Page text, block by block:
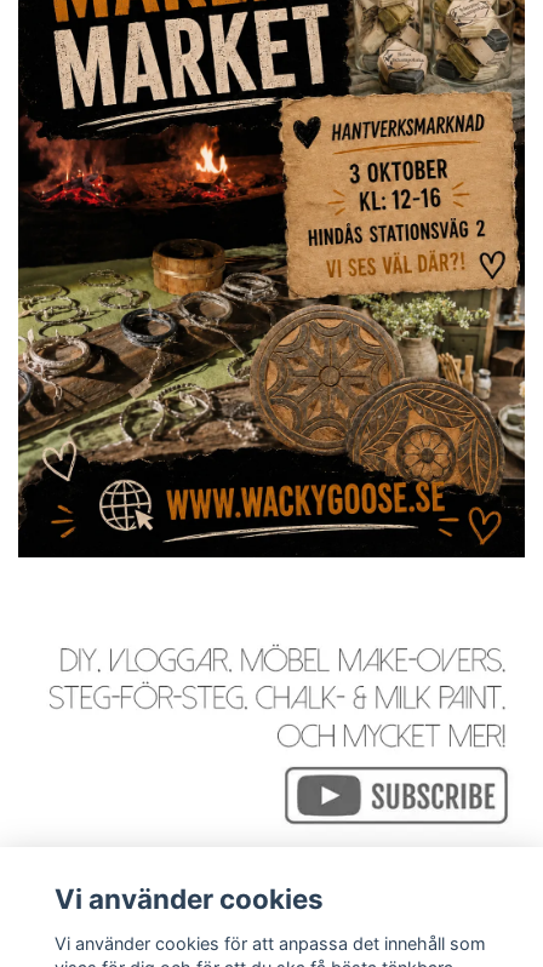
Vi använder cookies
Vi använder cookies för att anpassa det innehåll som